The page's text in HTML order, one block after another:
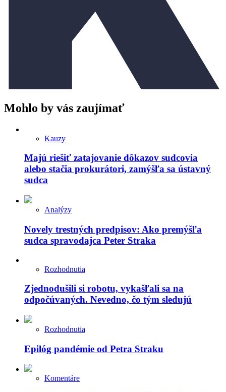
Mohlo by vás zaujímať
Kauzy
Majú riešiť zatajovanie dôkazov sudcovia
alebo stačia prokurátori, zamýšľa sa ústavný
sudca
Analýzy
Novely trestných predpisov: Ako premýšľa
sudca spravodajca Peter Straka
Rozhodnutia
Zjednodušili si robotu, vykašľali sa na
odpočúvaných. Nevedno, čo tým sledujú
Rozhodnutia
Epilóg pandémie od Petra Straku
Komentáre